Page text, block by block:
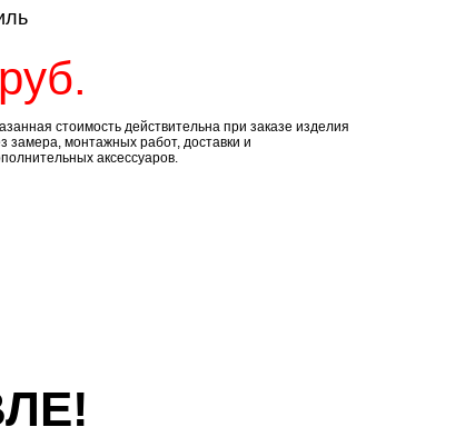
руб.
стоимость действительна при заказе изделия
замера, монтажных работ, доставки и
аксессуаров.